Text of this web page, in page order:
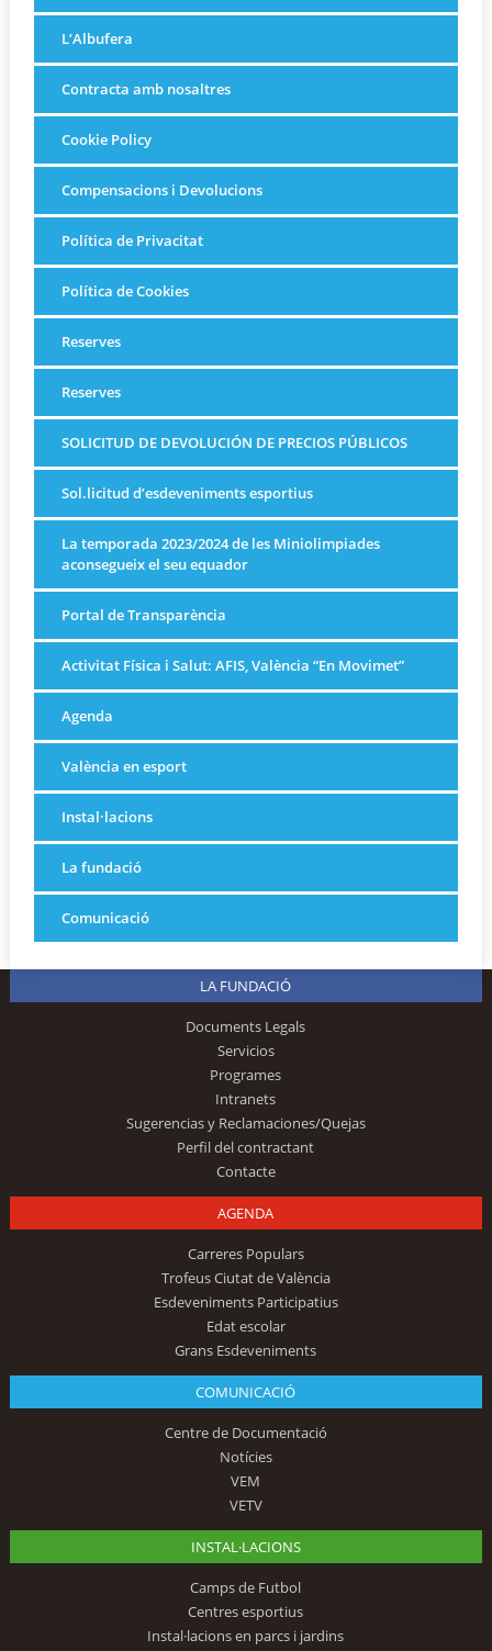
L’Albufera
Contracta amb nosaltres
Cookie Policy
Compensacions i Devolucions
Política de Privacitat
Política de Cookies
Reserves
Reserves
SOLICITUD DE DEVOLUCIÓN DE PRECIOS PÚBLICOS
Sol.licitud d’esdeveniments esportius
La temporada 2023/2024 de les Miniolimpiades
aconsegueix el seu equador
Portal de Transparència
Activitat Física i Salut: AFIS, València “En Movimet”
Agenda
València en esport
Instal·lacions
La fundació
Comunicació
LA FUNDACIÓ
Documents Legals
Servicios
Programes
Intranets
Sugerencias y Reclamaciones/Quejas
Perfil del contractant
Contacte
AGENDA
Carreres Populars
Trofeus Ciutat de València
Esdeveniments Participatius
Edat escolar
Grans Esdeveniments
COMUNICACIÓ
Centre de Documentació
Notícies
VEM
VETV
INSTAL·LACIONS
Camps de Futbol
Centres esportius
Instal·lacions en parcs i jardins